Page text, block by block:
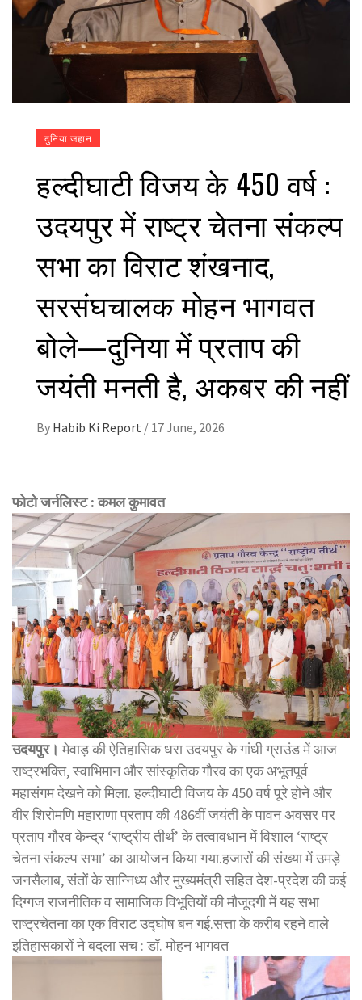
दुनिया जहान
हल्दीघाटी विजय के 450 वर्ष :
उदयपुर में राष्ट्र चेतना संकल्प
सभा का विराट शंखनाद,
सरसंघचालक मोहन भागवत
बोले—दुनिया में प्रताप की
जयंती मनती है, अकबर की नहीं
By Habib Ki Report / 17 June, 2026
फोटो जर्नलिस्ट : कमलकुमावत
उदयपुर। मेवाड़ की ऐतिहासिक धरा उदयपुर के गांधी ग्राउंड में आज
राष्ट्रभक्ति, स्वाभिमान और सांस्कृतिक गौरव का एक अभूतपूर्व
महासंगम देखने को मिला. हल्दीघाटी विजय के 450 वर्ष पूरे होने और
वीर शिरोमणि महाराणा प्रताप की 486वीं जयंती के पावन अवसर पर
प्रताप गौरव केन्द्र ‘राष्ट्रीय तीर्थ’ के तत्वावधान में विशाल ‘राष्ट्र
चेतना संकल्प सभा’ का आयोजन किया गया.हजारों की संख्या में उमड़े
जनसैलाब, संतों के सान्निध्य और मुख्यमंत्री सहित देश-प्रदेश की कई
दिग्गज राजनीतिक व सामाजिक विभूतियों की मौजूदगी में यह सभा
राष्ट्रचेतना का एक विराट उद्घोष बन गई.सत्ता के करीब रहने वाले
इतिहासकारों ने बदला सच : डॉ. मोहन भागवत